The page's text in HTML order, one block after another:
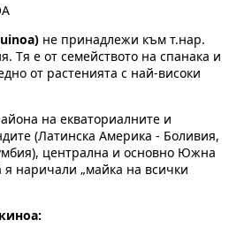
не принадлежи към т.нар.
Тя е от семейството на спанака и
от растенията с най-високи
на екваториалните и
(Латинска Америка - Боливия,
централна и основно Южна
наричали „майка на всички